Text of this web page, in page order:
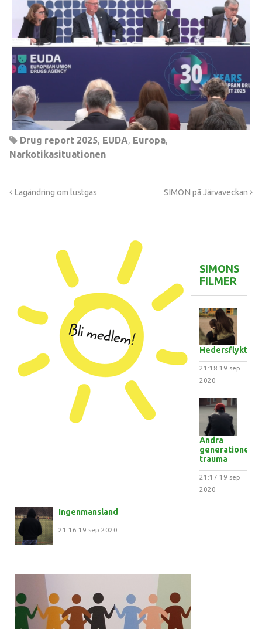
Drug report 2025 EUDA Europa
Narkotikasituationen
Lagändring om lustgas SIMON på Järvaveckan
SIMONS
FILMER
Hedersflykten
21:18 19 sep
2020
Andra
generationens
trauma
21:17 19 sep
2020
Ingenmansland
21:16 19 sep 2020